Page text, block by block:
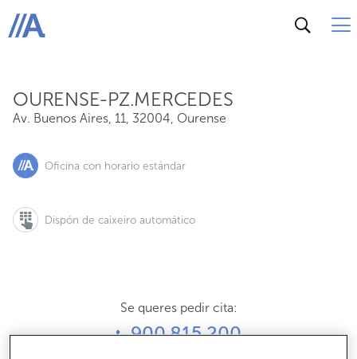
ABANCA
OURENSE-PZ.MERCEDES
Av. Buenos Aires, 11, 32004, Ourense
Oficina con horario estándar
Dispón de caixeiro automático
Se queres pedir cita:
900 815 200
Av. Buenos Aires, 11, 32004, Ourense